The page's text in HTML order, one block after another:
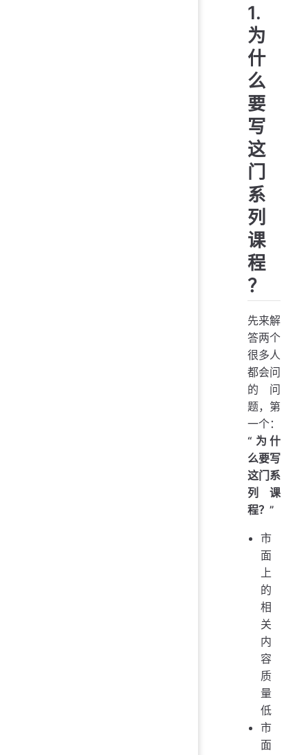
1.
为
什
么
要
写
这
门
系
列
课
程
？
先来解
答两个
很多人
都会问
的问
题，第
一个：
“为什
么要写
这门系
列课
程？”
市
面
上
的
相
关
内
容
质
量
低
市
面